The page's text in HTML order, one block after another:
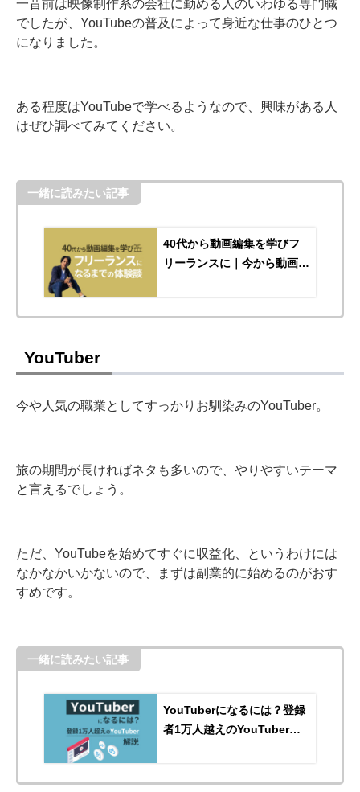
一昔前は映像制作系の会社に勤める人のいわゆる専門職
でしたが、YouTubeの普及によって身近な仕事のひとつ
になりました。
ある程度はYouTubeで学べるようなので、興味がある人
はぜひ調べてみてください。
一緒に読みたい記事
40代から動画編集を学びフ
リーランスに｜今から動画編
YouTuber
今や人気の職業としてすっかりお馴染みのYouTuber。
旅の期間が長ければネタも多いので、やりやすいテーマ
と言えるでしょう。
ただ、YouTubeを始めてすぐに収益化、というわけには
なかなかいかないので、まずは副業的に始めるのがおす
すめです。
一緒に読みたい記事
YouTuberになるには？登録
者1万人越えのYouTuberが